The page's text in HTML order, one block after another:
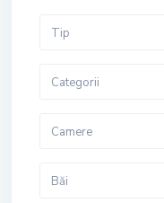
Tip
Categorii
Camere
Băi